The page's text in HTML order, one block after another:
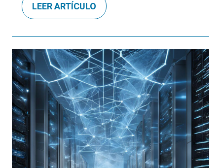
LEER ARTÍCULO